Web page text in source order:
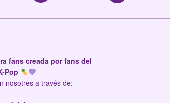
fans creada por fans del
Pop
nosotres a través de: